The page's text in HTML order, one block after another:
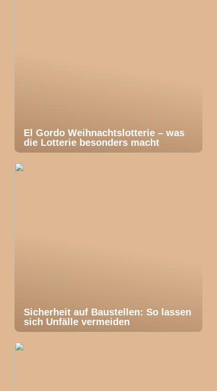
El Gordo Weihnachtslotterie – was
die Lotterie besonders macht
Sicherheit auf Baustellen: So lassen
sich Unfälle vermeiden